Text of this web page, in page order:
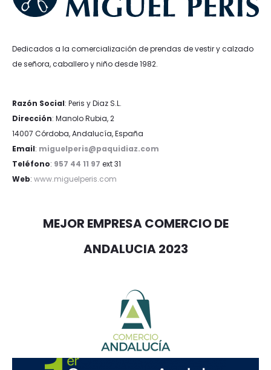
Dedicados a la comercialización de prendas de vestir y calzado
de señora, caballero y niño desde 1982.
Razón Social: Peris y Diaz S.L.
Dirección: Manolo Rubia, 2
14007 Córdoba, Andalucía, España
Email: miguelperis@paquidiaz.com
Teléfono: 957 44 11 97 ext 31
Web: www.miguelperis.com
MEJOR EMPRESA COMERCIO DE
ANDALUCIA 2023